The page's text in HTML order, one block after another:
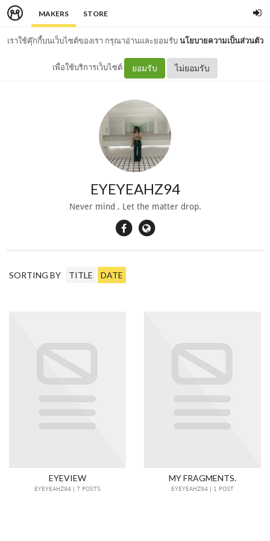
MAKERS STORE
เราใช้คุ๊กกี้บนเว็บไซต์ของเรา กรุณาอ่านและยอมรับนโยบายความเป็นส่วนตัว
เพื่อใช้บริการเว็บไซต์ ยอมรับ ไม่ยอมรับ
EYEYEAHZ94
Never mind , Let the matter drop.
SORTING BY TITLE DATE
EYEVIEW
EYEYEAHZ94 | 7 POSTS
MY FRAGMENTS.
EYEYEAHZ94 | 1 POST